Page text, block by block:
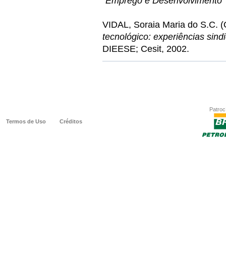
VIDAL, Soraia Maria do S.C.
tecnológico: experiências
DIEESE; Cesit, 2002.
Termos de Uso Créditos